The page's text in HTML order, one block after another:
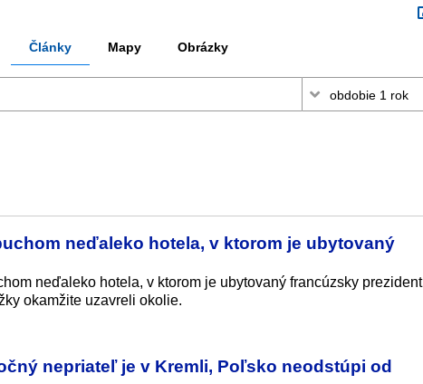
Články Mapy Obrázky
neďaleko hotela, v ktorom je ubytovaný
neďaleko hotela, v ktorom je ubytovaný francúzsky prezident
okamžite uzavreli okolie.
nepriateľ je v Kremli, Poľsko neodstúpi od